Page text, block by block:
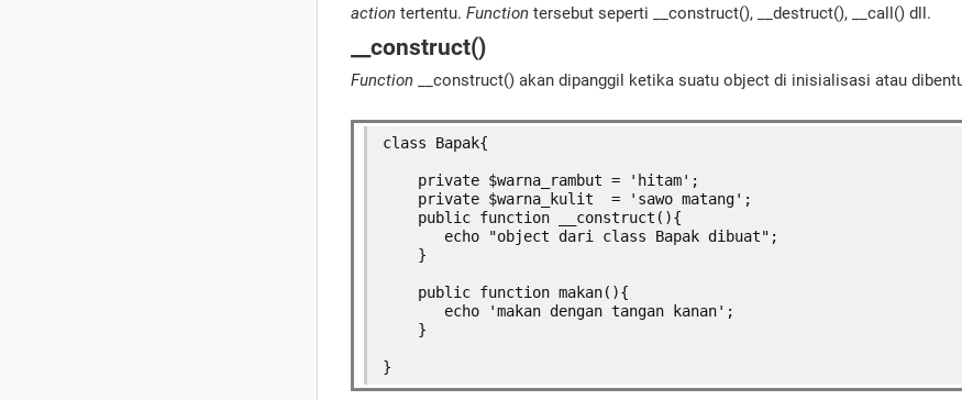
action tertentu. Function tersebut seperti __construct(), __destruct(), __call() dll.
__construct()
Function __construct() akan dipanggil ketika suatu object di inisialisasi atau
class Bapak{
    private $warna_rambut = 'hitam';
    private $warna_kulit  = 'sawo matang';
    public function __construct(){
       echo "object dari class Bapak dibuat";
    }
    public function makan(){
       echo 'makan dengan tangan kanan';
    }
}